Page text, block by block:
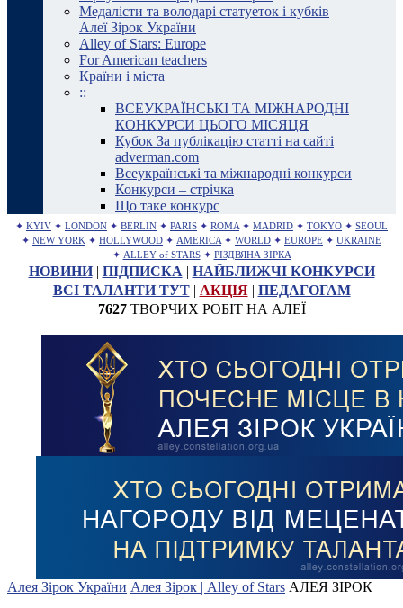
Медалісти та володарі статуеток і кубків
Алеї Зірок України
Alley of Stars: Europe
For American teachers
Країни і міста
::
ВСЕУКРАЇНСЬКІ ТА МІЖНАРОДНІ
КОНКУРСИ ЦЬОГО МІСЯЦЯ
Кубок За публікацію статті на сайті
adverman.com
Всеукраїнські та міжнародні конкурси
Конкурси – стрічка
Що таке конкурс
✦ KYIV ✦ LONDON ✦ BERLIN ✦ PARIS ✦ ROMA ✦ MADRID ✦ TOKYO ✦ SEOUL
✦ NEW YORK ✦ HOLLYWOOD ✦ AMERICA ✦ WORLD ✦ EUROPE ✦ UKRAINE
✦ ALLEY of STARS ✦ РІЗДВЯНА ЗІРКА
НОВИНИ| ПІДПИСКА | НАЙБЛИЖЧІ КОНКУРСИ
ВСІ ТАЛАНТИ ТУТ| АКЦІЯ| ПЕДАГОГАМ
7627ТВОРЧИХ РОБІТ НА АЛЕЇ
Алея Зірок України Алея Зірок | Alley of Stars АЛЕЯ ЗІРОК